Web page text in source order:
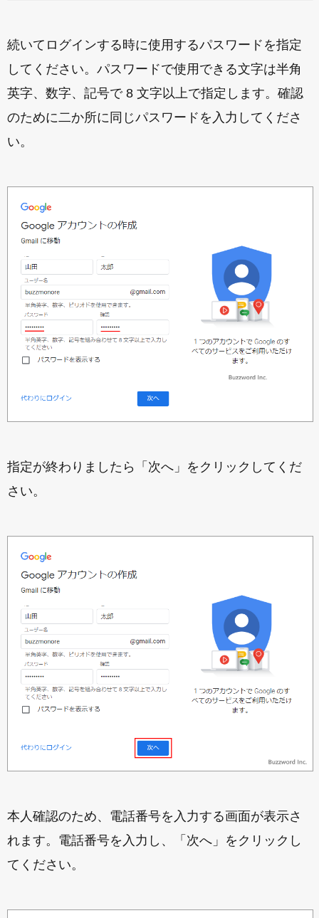
続いてログインする時に使用するパスワードを指定
してください。パスワードで使用できる文字は半角
英字、数字、記号で 8 文字以上で指定します。確認
のために二か所に同じパスワードを入力してくださ
い。
指定が終わりましたら「次へ」をクリックしてくだ
さい。
本人確認のため、電話番号を入力する画面が表示さ
れます。電話番号を入力し、「次へ」をクリックし
てください。